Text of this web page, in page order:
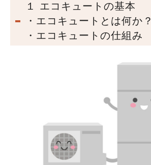
１ エコキュートの基本
・エコキュートとは何か？
・エコキュートの仕組み